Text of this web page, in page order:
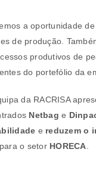
a oportunidade
de produção.
produtivos de
do portefólio da
da RACRISA
Netbag e
e reduzem o
o setor HORECA